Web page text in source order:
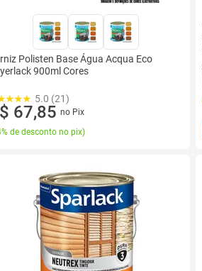
Polisten Base Água Acqua Eco
900ml Cores
5.0 (21)
67,85 no Pix
de desconto no pix)